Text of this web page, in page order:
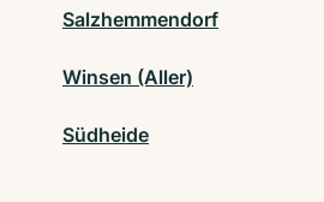
Salzhemmendorf
Winsen (Aller)
Südheide